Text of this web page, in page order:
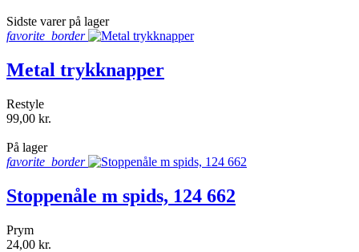
Sidste varer på lager
favorite_border
Metal trykknapper
Restyle
99,00 kr.
På lager
favorite_border
Stoppenåle m spids, 124 662
Prym
24,00 kr.